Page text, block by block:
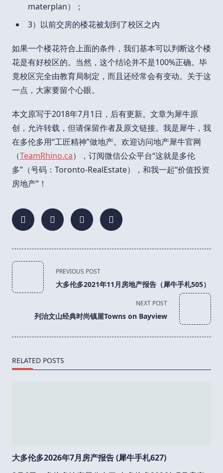
materplan）；
3）以前交房的楼花被划到了校区之内
如果一个楼花符合上面的条件，我们基本可以判断这个楼
花是有好校区的。当然，这个结论并不是100%正确。毕
竟校区完全由教育局制定，而且还经常会有变动。关于这
一点，大家要留个心眼。
本文原写于2018年7月1日，后有更新。文章为犀牛原
创，允许转载，但请保留作者及原文链接。我是犀牛，我
在多伦多用“工匠精神”做地产。欢迎访问地产犀牛官网
（TeamRhino.ca），订阅微信公众平台“这就是多伦
多”（号码：Toronto-RealEstate），和我一起“价值投资
房地产”！
<span
class="nav-
subtitle
reader-
PREVIOUS POST
大多伦多2021年11月房地产报告（犀牛手札505）
NEXT POST
列治文山经典时尚镇屋Towns on Bayview
RELATED POSTS
大多伦多2026年7月房产报告 (犀牛手札627)